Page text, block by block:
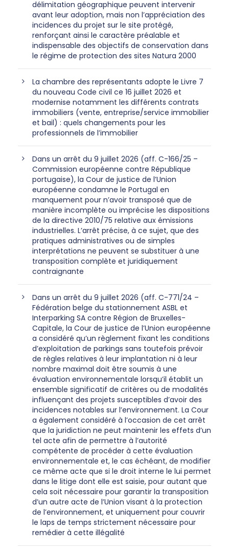
délimitation géographique peuvent intervenir
avant leur adoption, mais non l’appréciation des
incidences du projet sur le site protégé,
renforçant ainsi le caractère préalable et
indispensable des objectifs de conservation dans
le régime de protection des sites Natura 2000
La chambre des représentants adopte le Livre 7
du nouveau Code civil ce 16 juillet 2026 et
modernise notamment les différents contrats
immobiliers (vente, entreprise/service immobilier
et bail) : quels changements pour les
professionnels de l’immobilier
Dans un arrêt du 9 juillet 2026 (aff. C-166/25 –
Commission européenne contre République
portugaise), la Cour de justice de l’Union
européenne condamne le Portugal en
manquement pour n’avoir transposé que de
manière incomplète ou imprécise les dispositions
de la directive 2010/75 relative aux émissions
industrielles. L’arrêt précise, à ce sujet, que des
pratiques administratives ou de simples
interprétations ne peuvent se substituer à une
transposition complète et juridiquement
contraignante
Dans un arrêt du 9 juillet 2026 (aff. C-771/24 –
Fédération belge du stationnement ASBL et
Interparking SA contre Région de Bruxelles-
Capitale, la Cour de justice de l’Union européenne
a considéré qu’un règlement fixant les conditions
d’exploitation de parkings sans toutefois prévoir
de règles relatives à leur implantation ni à leur
nombre maximal doit être soumis à une
évaluation environnementale lorsqu’il établit un
ensemble significatif de critères ou de modalités
influençant des projets susceptibles d’avoir des
incidences notables sur l’environnement. La Cour
a également considéré à l’occasion de cet arrêt
que la juridiction ne peut maintenir les effets d’un
tel acte afin de permettre à l’autorité
compétente de procéder à cette évaluation
environnementale et, le cas échéant, de modifier
ce même acte que si le droit interne le lui permet
dans le litige dont elle est saisie, pour autant que
cela soit nécessaire pour garantir la transposition
d’un autre acte de l’Union visant à la protection
de l’environnement, et uniquement pour couvrir
le laps de temps strictement nécessaire pour
remédier à cette illégalité